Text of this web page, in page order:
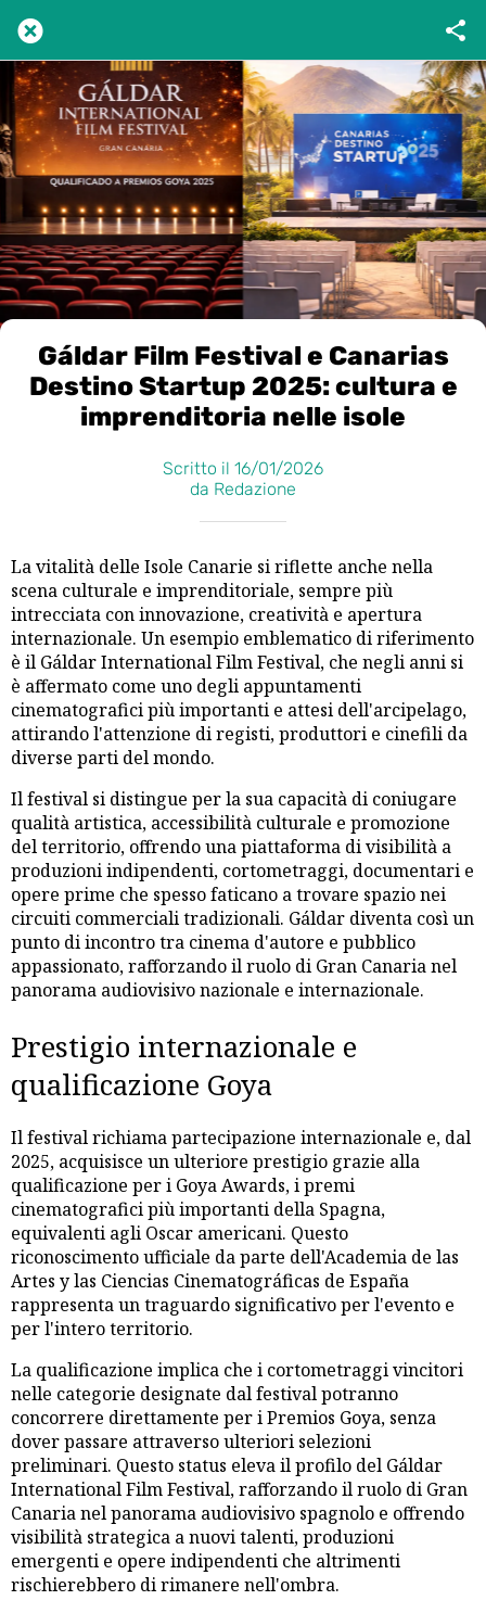
Gáldar Film Festival e Canarias
Destino Startup 2025: cultura e
imprenditoria nelle isole
Scritto il 16/01/2026
da Redazione
La vitalità delle Isole Canarie si riflette anche nella
scena culturale e imprenditoriale, sempre più
intrecciata con innovazione, creatività e apertura
internazionale. Un esempio emblematico di riferimento
è il Gáldar International Film Festival, che negli anni si
è affermato come uno degli appuntamenti
cinematografici più importanti e attesi dell'arcipelago,
attirando l'attenzione di registi, produttori e cinefili da
diverse parti del mondo.
Il festival si distingue per la sua capacità di coniugare
qualità artistica, accessibilità culturale e promozione
del territorio, offrendo una piattaforma di visibilità a
produzioni indipendenti, cortometraggi, documentari e
opere prime che spesso faticano a trovare spazio nei
circuiti commerciali tradizionali. Gáldar diventa così un
punto di incontro tra cinema d'autore e pubblico
appassionato, rafforzando il ruolo di Gran Canaria nel
panorama audiovisivo nazionale e internazionale.
Prestigio internazionale e
qualificazione Goya
Il festival richiama partecipazione internazionale e, dal
2025, acquisisce un ulteriore prestigio grazie alla
qualificazione per i Goya Awards, i premi
cinematografici più importanti della Spagna,
equivalenti agli Oscar americani. Questo
riconoscimento ufficiale da parte dell'Academia de las
Artes y las Ciencias Cinematográficas de España
rappresenta un traguardo significativo per l'evento e
per l'intero territorio.
La qualificazione implica che i cortometraggi vincitori
nelle categorie designate dal festival potranno
concorrere direttamente per i Premios Goya, senza
dover passare attraverso ulteriori selezioni
preliminari. Questo status eleva il profilo del Gáldar
International Film Festival, rafforzando il ruolo di Gran
Canaria nel panorama audiovisivo spagnolo e offrendo
visibilità strategica a nuovi talenti, produzioni
emergenti e opere indipendenti che altrimenti
rischierebbero di rimanere nell'ombra.